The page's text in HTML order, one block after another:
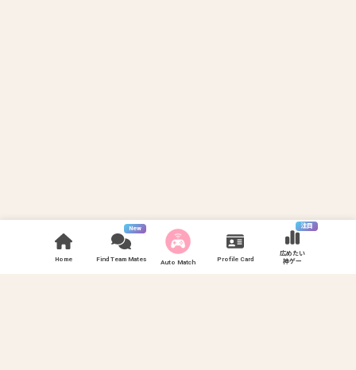
Home
New
Find Team Mates Auto Match Profile Card
注目
広めたい
神ゲー